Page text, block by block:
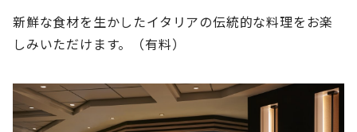
新鮮な食材を生かしたイタリアの伝統的な料理をお楽
しみいただけます。（有料）